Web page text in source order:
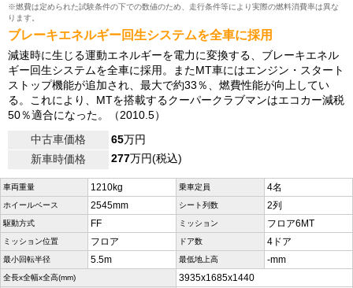
※燃費は定められた試験条件の下での数値のため、走行条件等により実際の燃料消費率は異な
ります。
ブレーキエネルギー回生システムを全車に採用
減速時に生じる運動エネルギーを電力に変換する、ブレーキエネル
ギー回生システムを全車に採用。またMT車にはエンジン・スタート
ストップ機能が追加され、最大で約33％、燃費性能が向上してい
る。これにより、MTを搭載するクーパークラブマンはエコカー減税
50％適合になった。（2010.5）
中古車価格
65万円
新車時価格
277万円(税込)
車両重量 1210kg 乗車定員 4名
ホイールベース 2545mm シート列数 2列
駆動方式 FF ミッション フロア6MT
ミッション位置 フロア ドア数 4ドア
最小回転半径 5.5m 最低地上高 -mm
全長x全幅x全高(mm) 3935x1685x1440